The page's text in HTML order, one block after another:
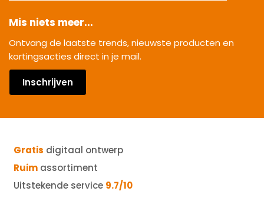
Mis niets meer...
Ontvang de laatste trends, nieuwste producten en
kortingsacties direct in je mail.
Inschrijven
Gratis digitaal ontwerp
Ruim assortiment
Uitstekende service 9.7/10